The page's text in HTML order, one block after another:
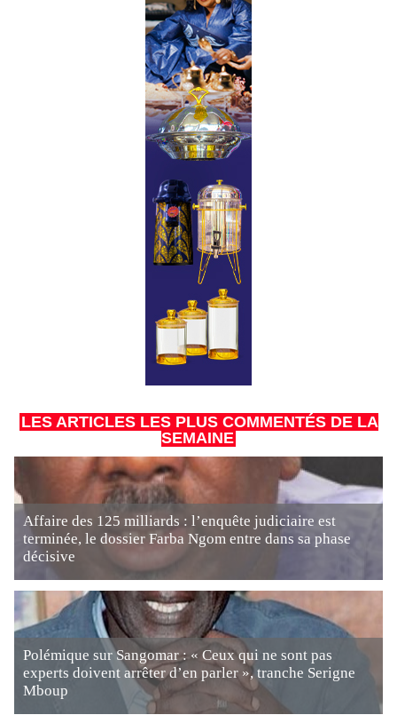
LES ARTICLES LES PLUS COMMENTÉS DE LA
SEMAINE
Affaire des 125 milliards : l’enquête judiciaire est
terminée, le dossier Farba Ngom entre dans sa phase
décisive
Polémique sur Sangomar : « Ceux qui ne sont pas
experts doivent arrêter d’en parler », tranche Serigne
Mboup